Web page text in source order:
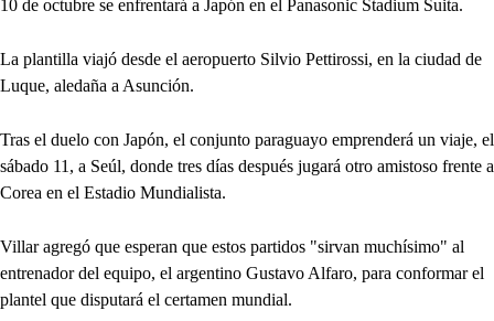
10 de octubre se enfrentará a Japón en el Panasonic Stadium Suita.
La plantilla viajó desde el aeropuerto Silvio Pettirossi, en la ciudad de
Luque, aledaña a Asunción.
Tras el duelo con Japón, el conjunto paraguayo emprenderá un viaje, el
sábado 11, a Seúl, donde tres días después jugará otro amistoso frente a
Corea en el Estadio Mundialista.
Villar agregó que esperan que estos partidos "sirvan muchísimo" al
entrenador del equipo, el argentino Gustavo Alfaro, para conformar el
plantel que disputará el certamen mundial.